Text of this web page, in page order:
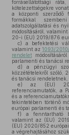
forrásellátottsági
kötelezettségekre
a központi szerződő
formákkal
adatszolgáltatási és
módosításáról, valamint
20-i (EU) 2019/876
c) a befektetési
valamint az1093/
rendelet
parlamenti és tanácsi
d) a pénzügyi
közzétételekről szóló,
és tanácsi rendeletnek,
e) az (EU)
referenciamutatók, a
és a
tekintetében történő
európai parlamenti és
f) a fenntartható
valamint az (EU)
(EU) 2020/852
a végrehajtásához